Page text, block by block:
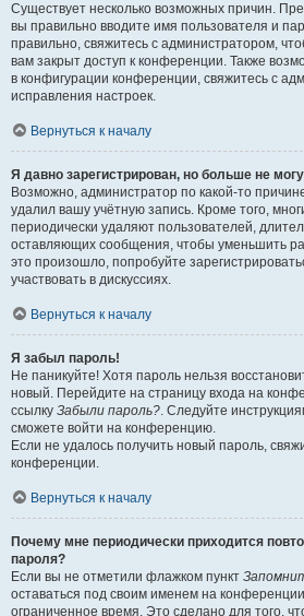
Существует несколько возможных причин.
вы правильно вводите имя пользователя и
правильно, свяжитесь с администратором,
вам закрыт доступ к конференции. Также
в конфигурации конференции, свяжитесь с
исправления настроек.
Вернуться к началу
Я давно зарегистрирован, но больше не
Возможно, администратор по какой-то
удалил вашу учётную запись. Кроме того,
периодически удаляют пользователей,
оставляющих сообщения, чтобы уменьшить
это произошло, попробуйте
участвовать в дискуссиях.
Вернуться к началу
Я забыл пароль!
Не паникуйте! Хотя пароль нельзя
новый. Перейдите на страницу входа на
ссылку Забыли пароль?. Следуйте
сможете войти на конференцию.
Если не удалось получить новый пароль,
конференции.
Вернуться к началу
Почему мне периодически приходится
пароля?
Если вы не отметили флажком пункт
оставаться под своим именем на
ограниченное время. Это сделано для того,